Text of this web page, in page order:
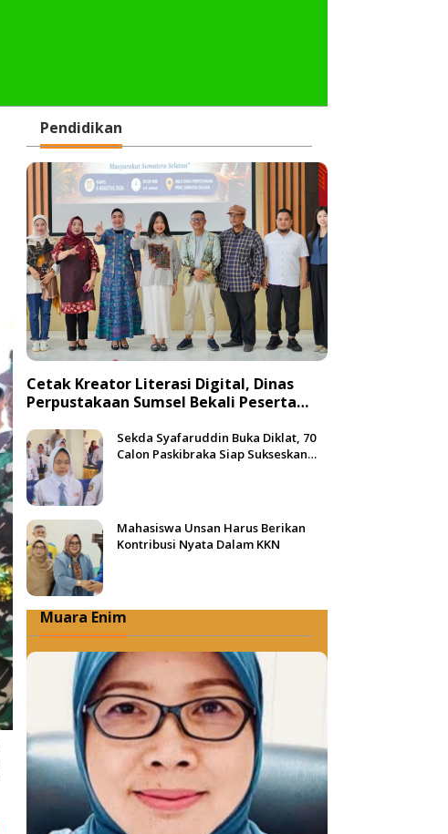
Pendidikan
Cetak Kreator Literasi Digital, Dinas
Perpustakaan Sumsel Bekali Peserta
Sekda Syafaruddin Buka Diklat, 70
Calon Paskibraka Siap Sukseskan
Mahasiswa Unsan Harus Berikan
Kontribusi Nyata Dalam KKN
Muara Enim